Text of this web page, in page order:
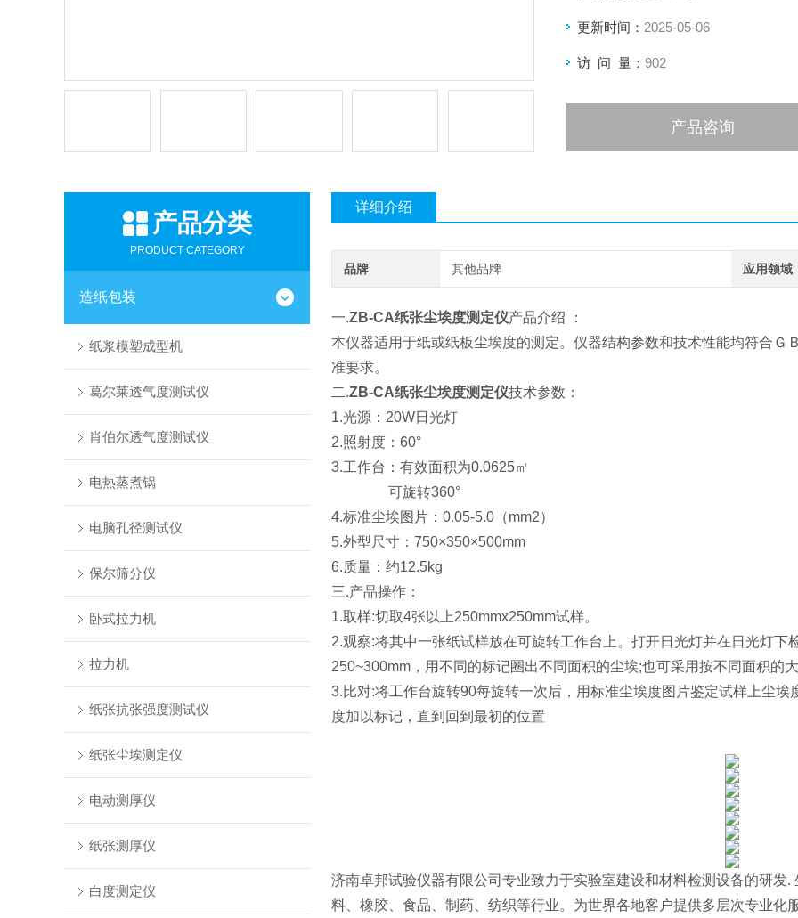
更新时间： 2025-05-06
访 问 量： 902
产品咨询
产品分类
PRODUCT CATEGORY
造纸包装
纸浆模塑成型机
葛尔莱透气度测试仪
肖伯尔透气度测试仪
电热蒸煮锅
电脑孔径测试仪
保尔筛分仪
卧式拉力机
拉力机
纸张抗张强度测试仪
纸张尘埃测定仪
电动测厚仪
纸张测厚仪
白度测定仪
详细介绍
品牌 其他品牌 应用领域
一.ZB-CA纸张尘埃度测定仪产品介绍 ：
本仪器适用于纸或纸板尘埃度的测定。仪器结构参数和技术性能均符合Ｇ
准要求。
二.ZB-CA纸张尘埃度测定仪技术参数：
1.光源：20W日光灯
2.照射度：60°
3.工作台：有效面积为0.0625㎡
可旋转360°
4.标准尘埃图片：0.05-5.0（mm2）
5.外型尺寸：750×350×500mm
6.质量：约12.5kg
三.产品操作：
1.取样:切取4张以上250mmx250mm试样。
2.观察:将其中一张纸试样放在可旋转工作台上。打开日光灯并在日光灯
250~300mm，用不同的标记圈出不同面积的尘埃;也可采用按不同面积的
3.比对:将工作台旋转90每旋转一次后，用标准尘埃度图片鉴定试样上尘
度加以标记，直到回到最初的位置
济南卓邦试验仪器有限公司专业致力于实验室建设和材料检测设备的研发
料、橡胶、食品、制药、纺织等行业。为世界各地客户提供多层次专业化